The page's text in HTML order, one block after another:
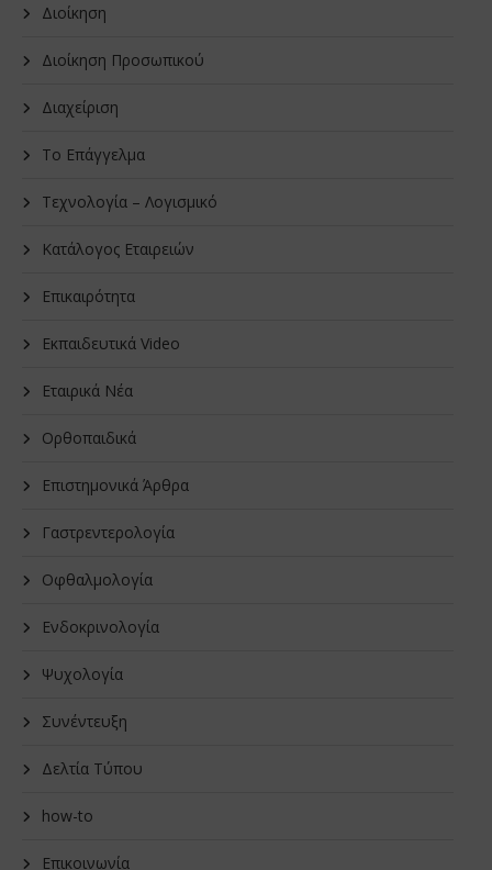
Διοίκηση
Διοίκηση Προσωπικού
Διαχείριση
Το Επάγγελμα
Τεχνολογία – Λογισμικό
Κατάλογος Εταιρειών
Επικαιρότητα
Εκπαιδευτικά Video
Εταιρικά Νέα
Oρθοπαιδικά
Επιστημονικά Άρθρα
Γαστρεντερολογία
Οφθαλμολογία
Ενδοκρινολογία
Ψυχολογία
Συνέντευξη
Δελτία Τύπου
how-to
Επικοινωνία